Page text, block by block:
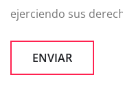
ejerciendo sus